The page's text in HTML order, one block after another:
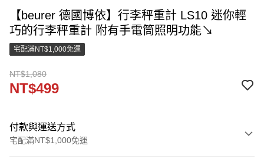
【beurer 德國博依】行李秤重計 LS10 迷你輕
巧的行李秤重計 附有手電筒照明功能↘
宅配滿NT$1,000免運
NT$1,080
NT$499
付款與運送方式
宅配滿NT$1,000免運